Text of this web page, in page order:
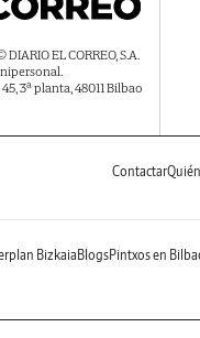
EL CORREO, S.A.
3ª planta, 48011 Bilbao
Contactar
BizkaiaBlogsPintxos en